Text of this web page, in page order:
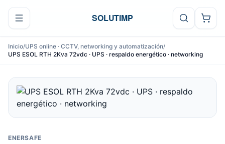
Ir al contenido
SOLUTIMP
Inicio/UPS online · CCTV, networking y automatización/
UPS ESOL RTH 2Kva 72vdc · UPS · respaldo energético · networking
ENERSAFE